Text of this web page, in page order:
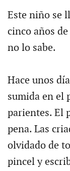
Este niño se
cinco años
no lo sabe.
Hace unos
sumida en el
parientes. El
pena. Las
olvidado de
pincel y